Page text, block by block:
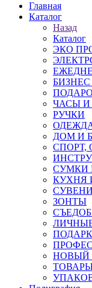
Главная
Каталог
Назад
Каталог
ЭКО
ЧАСЫ
РУЧКИ
ДОМ И
СПОРТ,
СУМКИ
КУХНЯ
ЗОНТЫ
НОВЫЙ